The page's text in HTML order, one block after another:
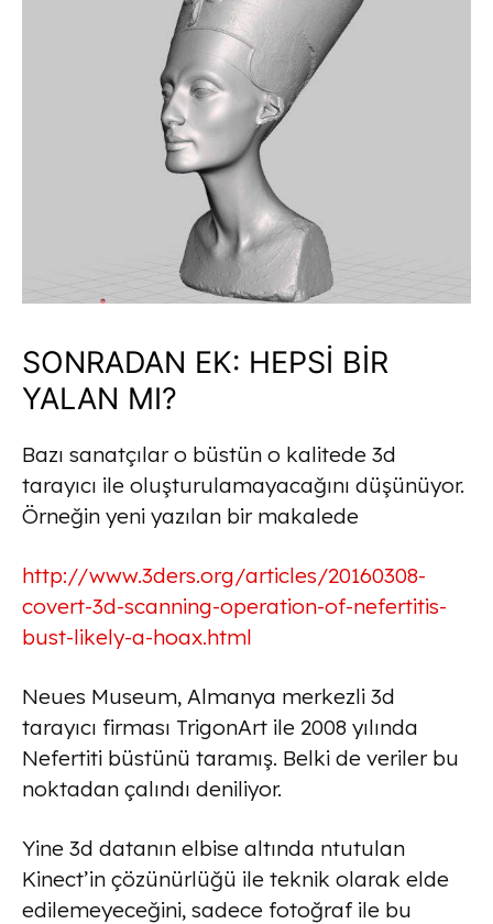
SONRADAN EK: HEPSİ BİR
YALAN MI?
Bazı sanatçılar o büstün o kalitede 3d
tarayıcı ile oluşturulamayacağını düşünüyor.
Örneğin yeni yazılan bir makalede
http://www.3ders.org/articles/20160308-
covert-3d-scanning-operation-of-nefertitis-
bust-likely-a-hoax.html
Neues Museum, Almanya merkezli 3d
tarayıcı firması TrigonArt ile 2008 yılında
Nefertiti büstünü taramış. Belki de veriler bu
noktadan çalındı deniliyor.
Yine 3d datanın elbise altında ntutulan
Kinect’in çözünürlüğü ile teknik olarak elde
edilemeyeceğini, sadece fotoğraf ile bu